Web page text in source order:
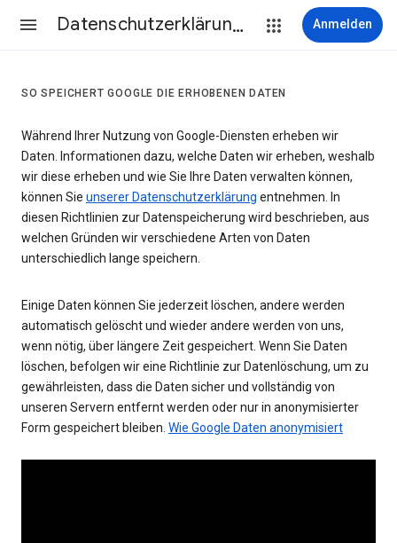
Datenschutzerklärung & Nutzungsbedingungen Anmelden
SO SPEICHERT GOOGLE DIE ERHOBENEN DATEN
Während Ihrer Nutzung von Google-Diensten erheben wir
Daten. Informationen dazu, welche Daten wir erheben, weshalb
wir diese erheben und wie Sie Ihre Daten verwalten können,
können Sie unserer Datenschutzerklärung entnehmen. In
diesen Richtlinien zur Datenspeicherung wird beschrieben, aus
welchen Gründen wir verschiedene Arten von Daten
unterschiedlich lange speichern.
Einige Daten können Sie jederzeit löschen, andere werden
automatisch gelöscht und wieder andere werden von uns,
wenn nötig, über längere Zeit gespeichert. Wenn Sie Daten
löschen, befolgen wir eine Richtlinie zur Datenlöschung, um zu
gewährleisten, dass die Daten sicher und vollständig von
unseren Servern entfernt werden oder nur in anonymisierter
Form gespeichert bleiben. Wie Google Daten anonymisiert